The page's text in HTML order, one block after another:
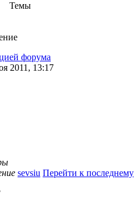
Темы
форума
2011, 13:17
sevsiu Перейти к последнему